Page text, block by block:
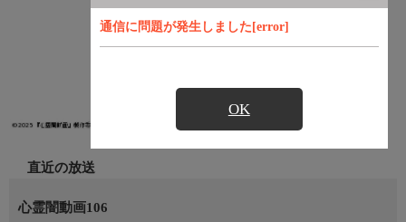
通信に問題が発生しました[error]
OK
直近の放送
心霊闇動画106